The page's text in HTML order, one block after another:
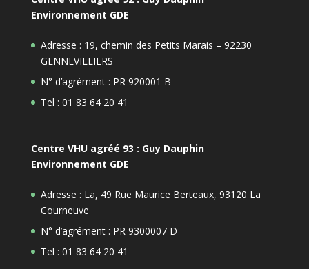
Environnement GDE
Adresse : 19, chemin des Petits Marais – 92230
GENNEVILLIERS
N° d’agrément : PR 920001 B
Tel : 01 83 64 20 41
Centre VHU agréé 93 : Guy Dauphin
Environnement GDE
Adresse : La, 49 Rue Maurice Berteaux, 93120 La
Courneuve
N° d’agrément : PR 9300007 D
Tel : 01 83 64 20 41